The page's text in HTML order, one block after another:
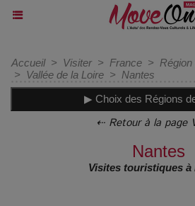
Accueil > Visiter > France >
> Vallée de la Loire > Nantes
▶ Choix des Régions
⇠ Retour à la page
Nantes
Visites touristiques à